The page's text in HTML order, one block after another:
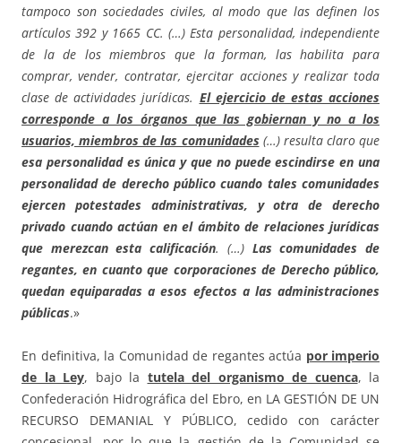
tampoco son sociedades civiles, al modo que las definen los
artículos 392 y 1665 CC. (…) Esta personalidad, independiente
de la de los miembros que la forman, las habilita para
comprar, vender, contratar, ejercitar acciones y realizar toda
clase de actividades jurídicas. El ejercicio de estas acciones
corresponde a los órganos que las gobiernan y no a los
usuarios, miembros de las comunidades (…) resulta claro que
esa personalidad es única y que no puede escindirse en una
personalidad de derecho público cuando tales comunidades
ejercen potestades administrativas, y otra de derecho
privado cuando actúan en el ámbito de relaciones jurídicas
que merezcan esta calificación. (…) Las comunidades de
regantes, en cuanto que corporaciones de Derecho público,
quedan equiparadas a esos efectos a las administraciones
públicas.»
En definitiva, la Comunidad de regantes actúa por imperio
de la Ley, bajo la tutela del organismo de cuenca, la
Confederación Hidrográfica del Ebro, en LA GESTIÓN DE UN
RECURSO DEMANIAL Y PÚBLICO, cedido con carácter